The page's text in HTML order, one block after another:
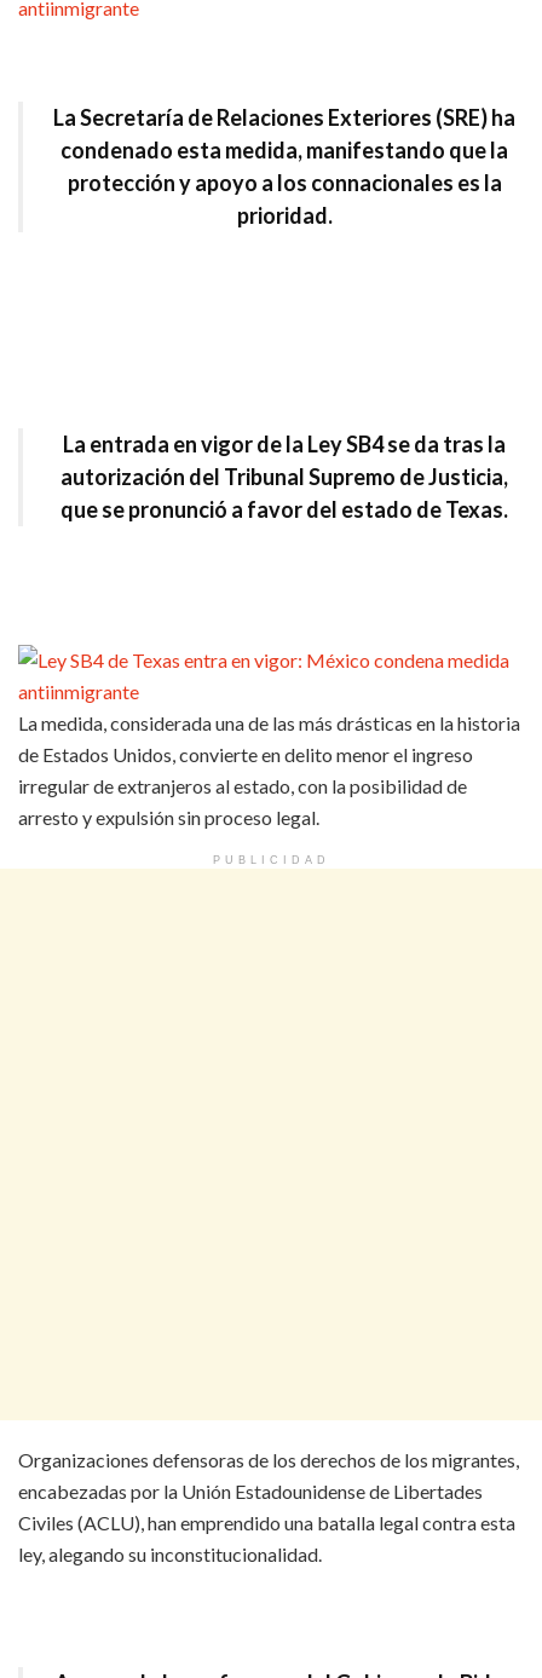
La Secretaría de Relaciones Exteriores (SRE) ha
condenado esta medida, manifestando que la
protección y apoyo a los connacionales es la
prioridad.
La entrada en vigor de la Ley SB4 se da tras la
autorización del Tribunal Supremo de Justicia,
que se pronunció a favor del estado de Texas.
La medida, considerada una de las más drásticas en la historia
de Estados Unidos, convierte en delito menor el ingreso
irregular de extranjeros al estado, con la posibilidad de
arresto y expulsión sin proceso legal.
PUBLICIDAD
Organizaciones defensoras de los derechos de los migrantes,
encabezadas por la Unión Estadounidense de Libertades
Civiles (ACLU), han emprendido una batalla legal contra esta
ley, alegando su inconstitucionalidad.